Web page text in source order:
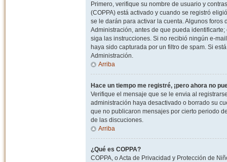
Primero, verifique su nombre de usuario y
(COPPA) está activado y cuando se registró
se le darán para activar la cuenta. Algunos
Administración, antes de que pueda
siga las instrucciones. Si no recibió ningún e-
haya sido capturada por un filtro de spam. Si
Administración.
Arriba
Hace un tiempo me registré, ¡pero ahora no
Verifique el mensaje que se le envia al
administración haya desactivado o borrado su
que no publicaron mensajes por cierto periodo
de las discuciones.
Arriba
¿Qué es COPPA?
COPPA, o Acta de Privacidad y Protección de